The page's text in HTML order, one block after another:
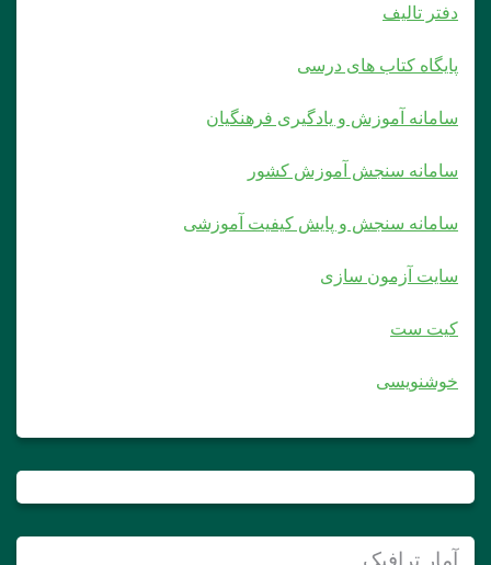
دفتر تالیف
پایگاه کتاب های درسی
سامانه آموزش و یادگیری فرهنگیان
سامانه سنجش آموزش کشور
سامانه سنجش و پایش کیفیت آموزشی
سایت آزمون سازی
کیت ست
خوشنویسی